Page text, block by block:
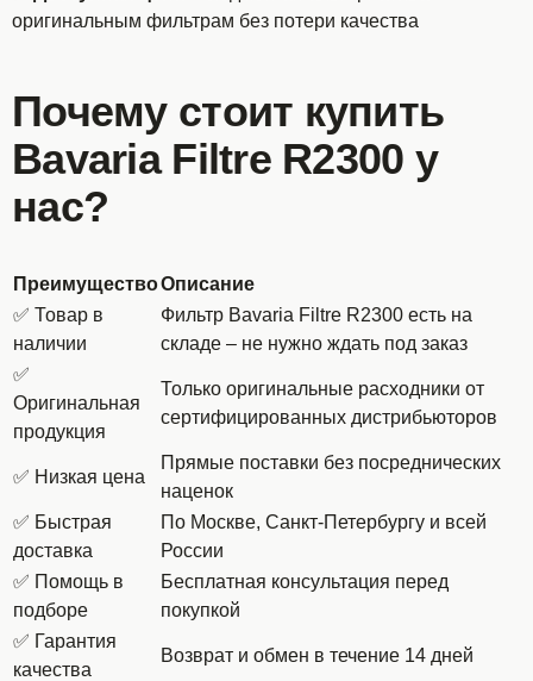
оригинальным фильтрам без потери качества
Почему стоит купить
Bavaria Filtre R2300 у
нас?
ПреимуществоОписание
✅ Товар в
наличии
Фильтр Bavaria Filtre R2300 есть на
складе – не нужно ждать под заказ
✅
Оригинальная
продукция
Только оригинальные расходники от
сертифицированных дистрибьюторов
✅ Низкая цена
Прямые поставки без посреднических
наценок
✅ Быстрая
доставка
По Москве, Санкт-Петербургу и всей
России
✅ Помощь в
подборе
Бесплатная консультация перед
покупкой
✅ Гарантия
качества
Возврат и обмен в течение 14 дней